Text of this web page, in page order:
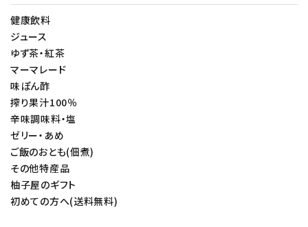
健康飲料
ジュース
ゆず茶・紅茶
マーマレード
味ぽん酢
搾り果汁100％
辛味調味料・塩
ゼリー・あめ
ご飯のおとも(佃煮)
その他特産品
柚子屋のギフト
初めての方へ(送料無料)